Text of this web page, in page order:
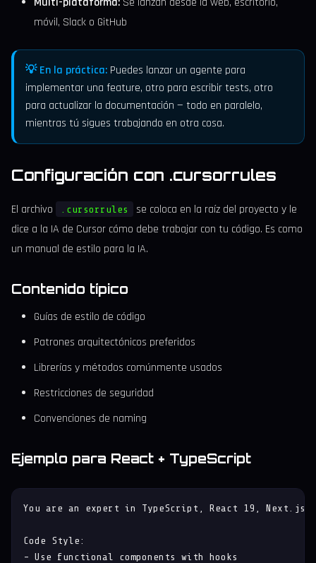
móvil, Slack o GitHub
💡 En la práctica: Puedes lanzar un agente para
implementar una feature, otro para escribir tests, otro
para actualizar la documentación — todo en paralelo,
mientras tú sigues trabajando en otra cosa.
Configuración con .cursorrules
El archivo .cursorrules
se coloca en la raíz del proyecto y le
dice a la IA de Cursor cómo debe trabajar con tu código. Es como
un manual de estilo para la IA.
Contenido típico
Guías de estilo de código
Patrones arquitectónicos preferidos
Librerías y métodos comúnmente usados
Restricciones de seguridad
Convenciones de naming
Ejemplo para React + TypeScript
You are an expert in TypeScript, React 19, Next.js
Code Style:
- Use functional components with hooks